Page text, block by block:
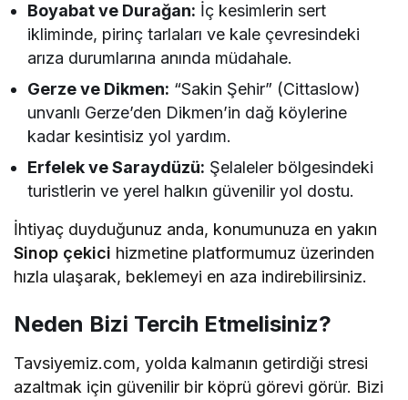
Boyabat ve Durağan: İç kesimlerin sert
ikliminde, pirinç tarlaları ve kale çevresindeki
arıza durumlarına anında müdahale.
Gerze ve Dikmen: “Sakin Şehir” (Cittaslow)
unvanlı Gerze’den Dikmen’in dağ köylerine
kadar kesintisiz yol yardım.
Erfelek ve Saraydüzü: Şelaleler bölgesindeki
turistlerin ve yerel halkın güvenilir yol dostu.
İhtiyaç duyduğunuz anda, konumunuza en yakın
Sinop çekici hizmetine platformumuz üzerinden
hızla ulaşarak, beklemeyi en aza indirebilirsiniz.
Neden Bizi Tercih Etmelisiniz?
Tavsiyemiz.com, yolda kalmanın getirdiği stresi
azaltmak için güvenilir bir köprü görevi görür. Bizi